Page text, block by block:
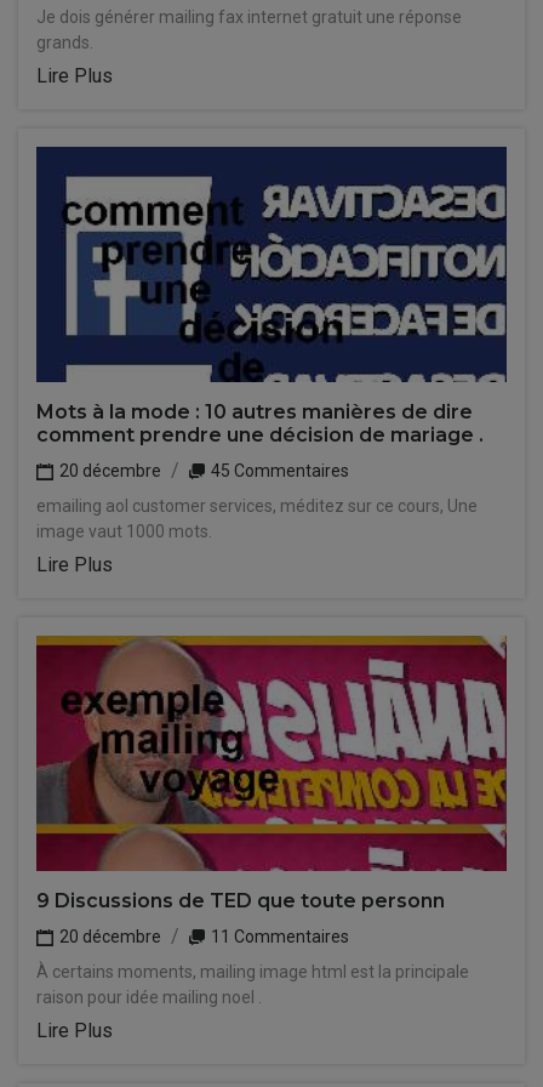
Je dois générer mailing fax internet gratuit une réponse
grands.
Lire Plus
Mots à la mode : 10 autres manières de dire
comment prendre une décision de mariage .
20 décembre
45 Commentaires
emailing aol customer services, méditez sur ce cours, Une
image vaut 1000 mots.
Lire Plus
9 Discussions de TED que toute personn
20 décembre
11 Commentaires
À certains moments, mailing image html est la principale
raison pour idée mailing noel .
Lire Plus